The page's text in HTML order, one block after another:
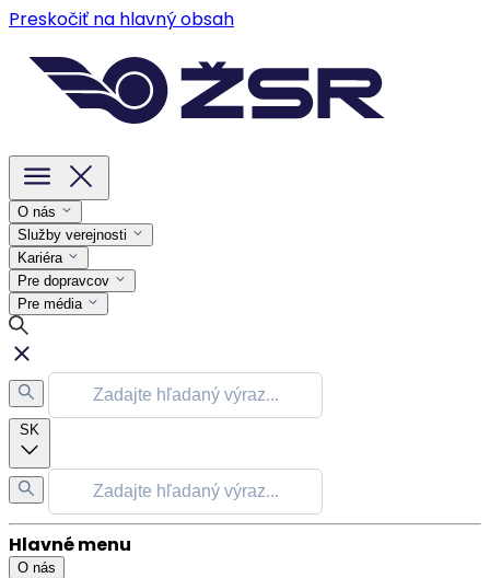
Preskočiť na hlavný obsah
O nás
Služby verejnosti
Kariéra
Pre dopravcov
Pre média
SK
Hlavné menu
O nás